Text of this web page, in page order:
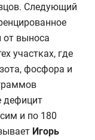
Следующий
от выноса
участках, где
фосфора и
дефицит
и по 180
Игорь